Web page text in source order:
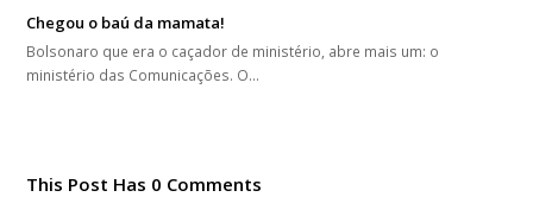
Chegou o baú da mamata!
Bolsonaro que era o caçador de ministério, abre mais um: o
ministério das Comunicações. O…
This Post Has 0 Comments